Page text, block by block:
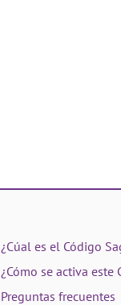
¿Cúal es el Código
¿Cómo se activa este
Preguntas frecuentes